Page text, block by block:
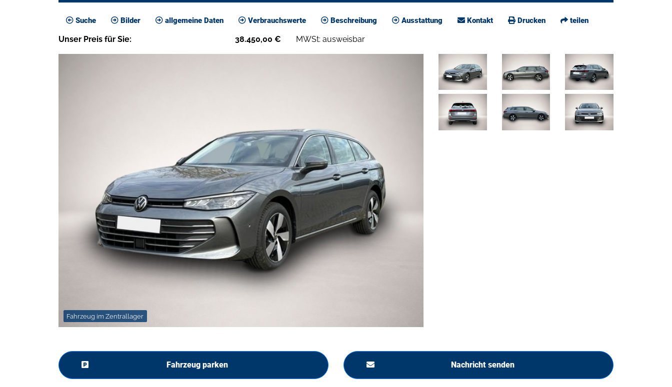
Suche Bilder allgemeine Daten Verbrauchswerte Beschreibung Ausstattung Kontakt Drucken teilen
Unser Preis für Sie: 38.450,00 € MWSt: ausweisbar
Fahrzeug im Zentrallager
Fahrzeug parken Nachricht senden